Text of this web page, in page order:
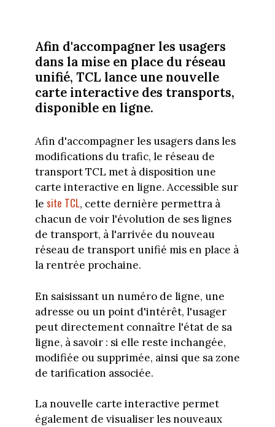
Afin d'accompagner les usagers
dans la mise en place du réseau
unifié, TCL lance une nouvelle
carte interactive des transports,
disponible en ligne.
Afin d'accompagner les usagers dans les
modifications du trafic, le réseau de
transport TCL met à disposition une
carte interactive en ligne. Accessible sur
le site TCL, cette dernière permettra à
chacun de voir l'évolution de ses lignes
de transport, à l'arrivée du nouveau
réseau de transport unifié mis en place à
la rentrée prochaine.
En saisissant un numéro de ligne, une
adresse ou un point d'intérêt, l'usager
peut directement connaître l'état de sa
ligne, à savoir : si elle reste inchangée,
modifiée ou supprimée, ainsi que sa zone
de tarification associée.
La nouvelle carte interactive permet
également de visualiser les nouveaux